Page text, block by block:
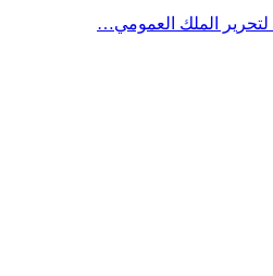
الملك العمومي…